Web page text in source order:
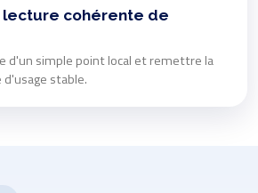
lecture cohérente de
d'un simple point local et remettre la
stable.